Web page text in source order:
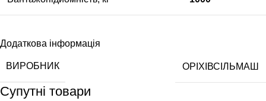
Додаткова інформація
ВИРОБНИК ОРІХІВСІЛЬМАШ
Супутні товари